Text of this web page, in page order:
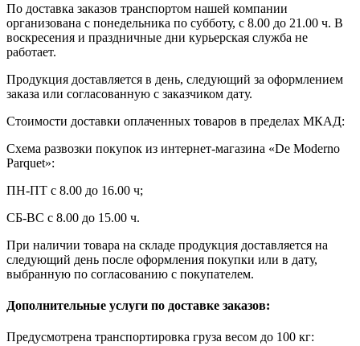
По доставка заказов транспортом нашей компании
организована с понедельника по субботу, с 8.00 до 21.00 ч. В
воскресения и праздничные дни курьерская служба не
работает.
Продукция доставляется в день, следующий за оформлением
заказа или согласованную с заказчиком дату.
Стоимости доставки оплаченных товаров в пределах МКАД:
Схема развозки покупок из интернет-магазина «De Moderno
Parquet»:
ПН-ПТ с 8.00 до 16.00 ч;
СБ-ВС с 8.00 до 15.00 ч.
При наличии товара на складе продукция доставляется на
следующий день после оформления покупки или в дату,
выбранную по согласованию с покупателем.
Дополнительные услуги по доставке заказов:
Предусмотрена транспортировка груза весом до 100 кг: